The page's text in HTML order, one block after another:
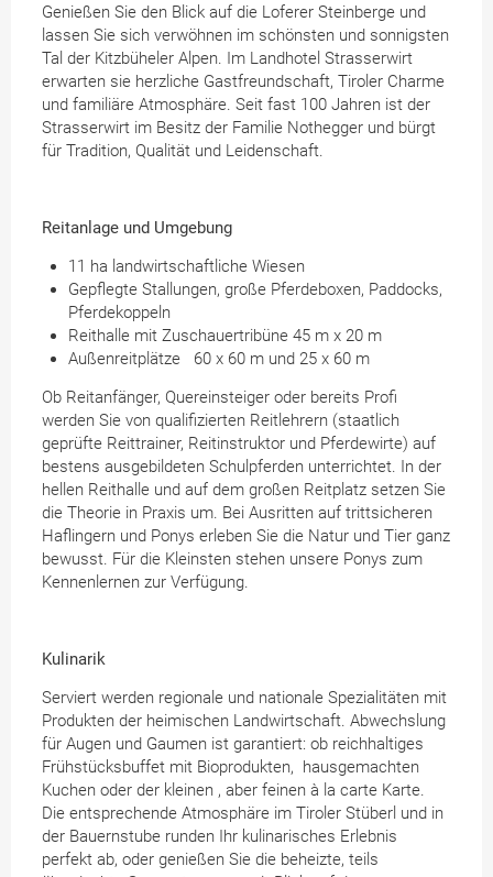
Genießen Sie den Blick auf die Loferer Steinberge und
lassen Sie sich verwöhnen im schönsten und sonnigsten
Tal der Kitzbüheler Alpen. Im Landhotel Strasserwirt
erwarten sie herzliche Gastfreundschaft, Tiroler Charme
und familiäre Atmosphäre. Seit fast 100 Jahren ist der
Strasserwirt im Besitz der Familie Nothegger und bürgt
für Tradition, Qualität und Leidenschaft.
Reitanlage und Umgebung
11 ha landwirtschaftliche Wiesen
Gepflegte Stallungen, große Pferdeboxen, Paddocks,
Pferdekoppeln
Reithalle mit Zuschauertribüne 45 m x 20 m
Außenreitplätze 60 x 60 m und 25 x 60 m
Ob Reitanfänger, Quereinsteiger oder bereits Profi
werden Sie von qualifizierten Reitlehrern (staatlich
geprüfte Reittrainer, Reitinstruktor und Pferdewirte) auf
bestens ausgebildeten Schulpferden unterrichtet. In der
hellen Reithalle und auf dem großen Reitplatz setzen Sie
die Theorie in Praxis um. Bei Ausritten auf trittsicheren
Haflingern und Ponys erleben Sie die Natur und Tier ganz
bewusst. Für die Kleinsten stehen unsere Ponys zum
Kennenlernen zur Verfügung.
Kulinarik
Serviert werden regionale und nationale Spezialitäten mit
Produkten der heimischen Landwirtschaft. Abwechslung
für Augen und Gaumen ist garantiert: ob reichhaltiges
Frühstücksbuffet mit Bioprodukten, hausgemachten
Kuchen oder der kleinen , aber feinen à la carte Karte.
Die entsprechende Atmosphäre im Tiroler Stüberl und in
der Bauernstube runden Ihr kulinarisches Erlebnis
perfekt ab, oder genießen Sie die beheizte, teils